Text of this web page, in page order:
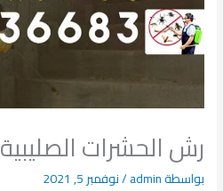
رش الحشرات الصليبية 65536683
بواسطةadmin
/نوفمبر 5, 2021